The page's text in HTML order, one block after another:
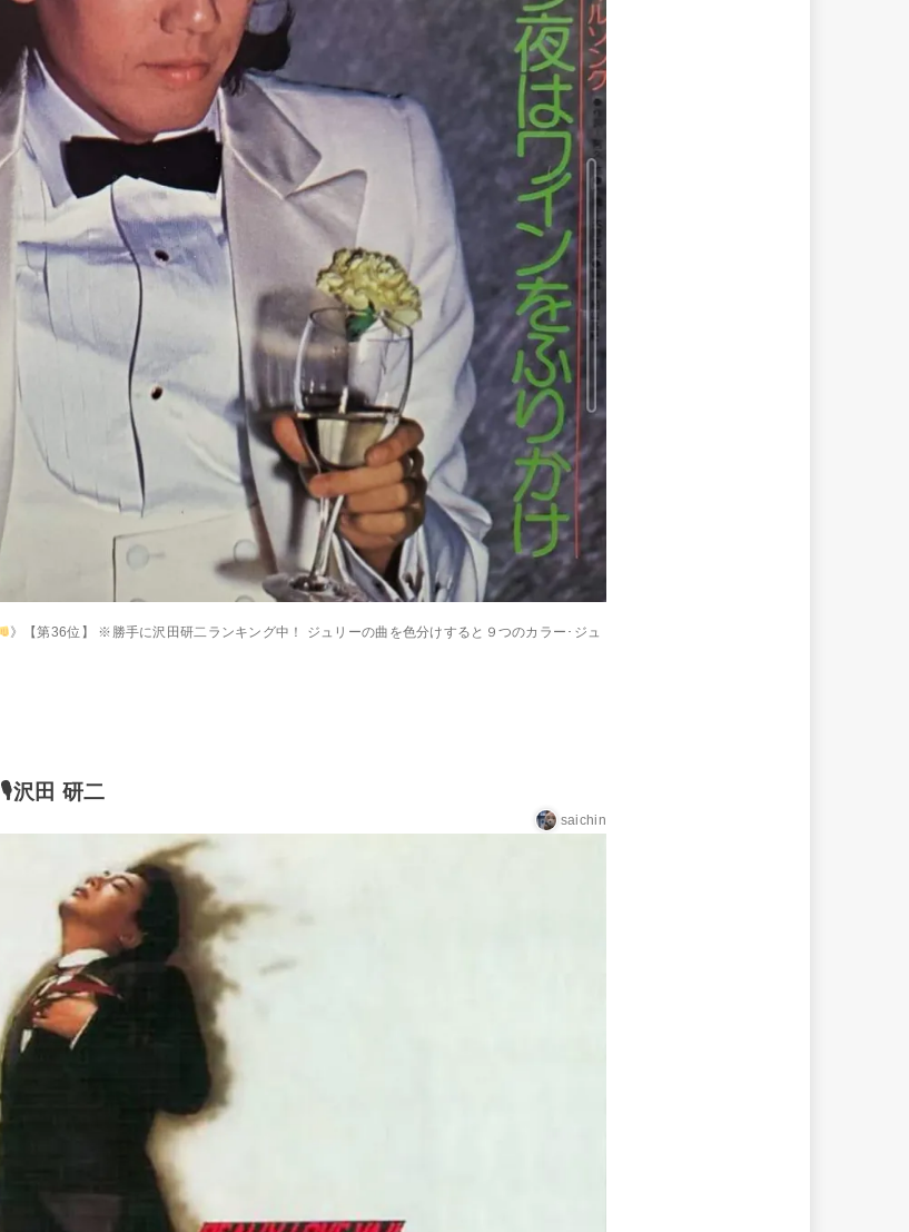
》【第36位】 ※勝手に沢田研二ランキング中！ ジュリーの曲を色分けすると９つのカラー･ジュ
🎙沢田 研二
saichin